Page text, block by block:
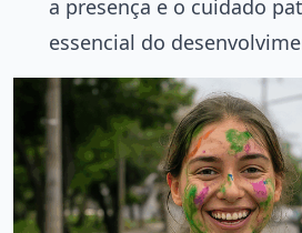
a presença e o cuidado
essencial do